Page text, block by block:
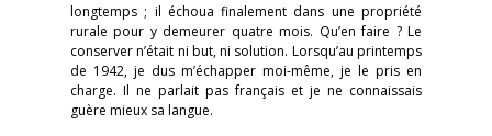
longtemps ; il échoua finalement dans une propriété
rurale pour y demeurer quatre mois. Qu’en faire ? Le
conserver n’était ni but, ni solution. Lorsqu’au printemps
de 1942, je dus m’échapper moi-même, je le pris en
charge. Il ne parlait pas français et je ne connaissais
guère mieux sa langue.